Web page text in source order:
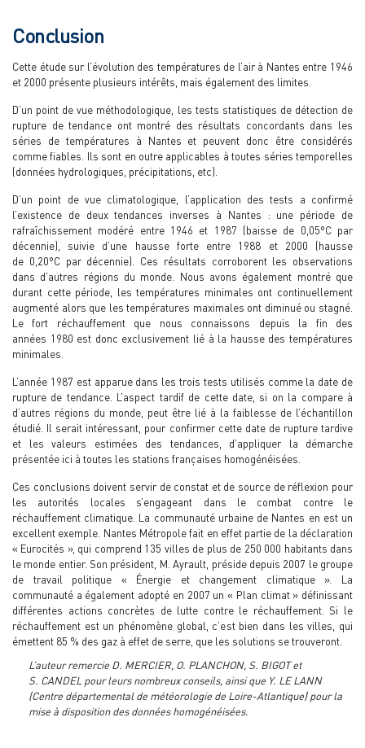
Conclusion
Cette étude sur l’évolution des températures de l’air à Nantes entre 1946
et 2000 présente plusieurs intérêts, mais également des limites.
D’un point de vue méthodologique, les tests statistiques de détection de
rupture de tendance ont montré des résultats concordants dans les
séries de températures à Nantes et peuvent donc être considérés
comme fiables. Ils sont en outre applicables à toutes séries temporelles
(données hydrologiques, précipitations, etc).
D’un point de vue climatologique, l’application des tests a confirmé
l’existence de deux tendances inverses à Nantes : une période de
rafraîchissement modéré entre 1946 et 1987 (baisse de 0,05°C par
décennie), suivie d’une hausse forte entre 1988 et 2000 (hausse
de 0,20°C par décennie). Ces résultats corroborent les observations
dans d’autres régions du monde. Nous avons également montré que
durant cette période, les températures minimales ont continuellement
augmenté alors que les températures maximales ont diminué ou stagné.
Le fort réchauffement que nous connaissons depuis la fin des
années 1980 est donc exclusivement lié à la hausse des températures
minimales.
L’année 1987 est apparue dans les trois tests utilisés comme la date de
rupture de tendance. L’aspect tardif de cette date, si on la compare à
d’autres régions du monde, peut être lié à la faiblesse de l’échantillon
étudié. Il serait intéressant, pour confirmer cette date de rupture tardive
et les valeurs estimées des tendances, d’appliquer la démarche
présentée ici à toutes les stations françaises homogénéisées.
Ces conclusions doivent servir de constat et de source de réflexion pour
les autorités locales s’engageant dans le combat contre le
réchauffement climatique. La communauté urbaine de Nantes en est un
excellent exemple. Nantes Métropole fait en effet partie de la déclaration
« Eurocités », qui comprend 135 villes de plus de 250 000 habitants dans
le monde entier. Son président, M. Ayrault, préside depuis 2007 le groupe
de travail politique « Énergie et changement climatique ». La
communauté a également adopté en 2007 un « Plan climat » définissant
différentes actions concrètes de lutte contre le réchauffement. Si le
réchauffement est un phénomène global, c’est bien dans les villes, qui
émettent 85 % des gaz à effet de serre, que les solutions se trouveront.
L’auteur remercie D. MERCIER, O. PLANCHON, S. BIGOT et
S. CANDEL pour leurs nombreux conseils, ainsi que Y. LE LANN
(Centre départemental de météorologie de Loire-Atlantique) pour la
mise à disposition des données homogénéisées.